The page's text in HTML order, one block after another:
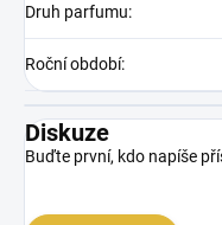
Druh parfumu:
Roční období:
Diskuze
Buďte první, kdo napíše